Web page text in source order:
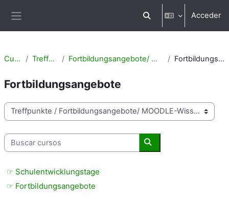
Selector de búsqueda
Acceder
Cursos Treffpunkte Fortbildungsangebote/ MOODLE-Wissen Fortbildungsangebote
Fortbildungsangebote
Categorías
Buscar cursos
Buscar cursos
☞ Schulentwicklungstage
☞ Fortbildungsangebote